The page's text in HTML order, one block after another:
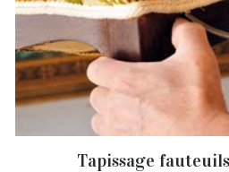
Tapissage